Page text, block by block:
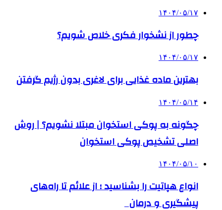
۱۴۰۴/۰۵/۱۷
چطور از نشخوار فکری خلاص شویم؟
۱۴۰۴/۰۵/۱۷
بهترین ماده غذایی برای لاغری بدون رژیم گرفتن
۱۴۰۴/۰۵/۱۴
چگونه به پوکی استخوان مبتلا نشویم؟ | روش
اصلی تشخیص پوکی استخوان
۱۴۰۴/۰۵/۱۰
انواع هپاتیت را بشناسید ؛ از علائم تا راه‌های
پیشگیری و درمان